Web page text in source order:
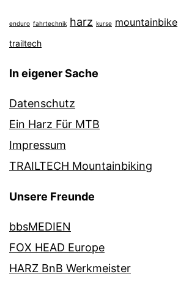
enduro fahrtechnik harz kurse mountainbike
trailtech
In eigener Sache
Datenschutz
Ein Harz Für MTB
Impressum
TRAILTECH Mountainbiking
Unsere Freunde
bbsMEDIEN
FOX HEAD Europe
HARZ BnB Werkmeister